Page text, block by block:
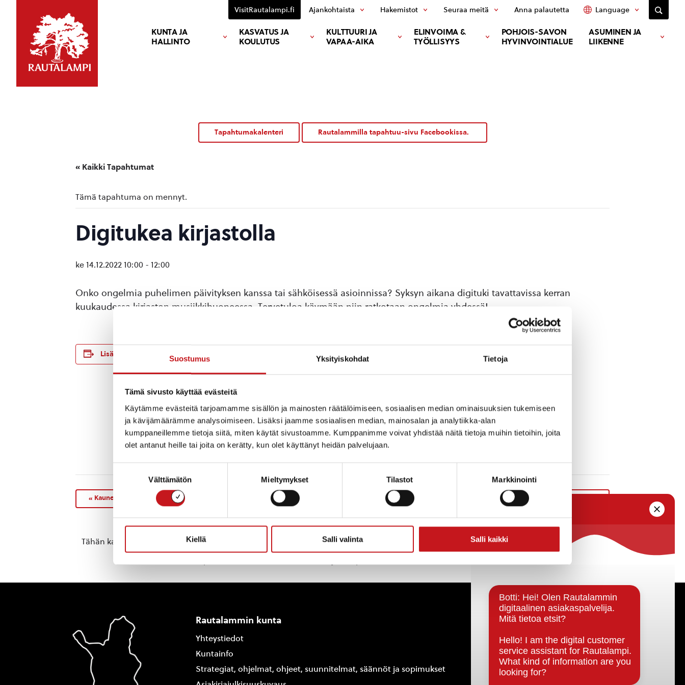
Suostumus Yksityiskohdat Tietoja
Tämä sivusto käyttää evästeitä
Käytämme evästeitä tarjoamamme sisällön ja mainosten räätälöimiseen, sosiaalisen median ominaisuuksien tukemiseen
ja kävijämäärämme analysoimiseen. Lisäksi jaamme sosiaalisen median, mainosalan ja analytiikka-alan
kumppaneillemme tietoja siitä, miten käytät sivustoamme. Kumppanimme voivat yhdistää näitä tietoja muihin tietoihin, joita
olet antanut heille tai joita on kerätty, kun olet käyttänyt heidän palvelujaan.
Välttämätön Mieltymykset Tilastot Markkinointi
Kiellä Salli valinta Salli kaikki
KUNTA JA
HALLINTO
KASVATUS JA
KOULUTUS
KULTTUURI JA
VAPAA-AIKA
ELINVOIMA &
TYÖLLISYYS
POHJOIS-SAVON
HYVINVOINTIALUE
ASUMINEN JA
LIIKENNE
VisitRautalampi.fi Ajankohtaista Hakemistot Seuraa meitä Anna palautetta Language
Tapahtumakalenteri Rautalammilla tapahtuu-sivu Facebookissa.
« Kaikki Tapahtumat
Tämä tapahtuma on mennyt.
Digitukea kirjastolla
ke 14.12.2022 10:00 - 12:00
Onko ongelmia puhelimen päivityksen kanssa tai sähköisessä asioinnissa? Syksyn aikana digituki tavattavissa kerran
kuukaudessa kirjaston musiikkihuoneessa. Tervetuloa käymään niin ratkotaan ongelmia yhdessä!
Lisää kalenteriin
TIEDOT
Päivämäärä:
ke 14.12.2022
10:00 - 12:00
Tapahtumaluokka:
Opastus ja neuvonta
TAPAHTUMAPAIKKA
Map
« Kauneimmat joululaulut Nesteellä Kunnanvaltuuston kokous to 15.12. klo 18
Tähän kalenteriin on koottu eri toimijoiden Rautalammilla järjestämiä tapahtumia. Rautalammin kunta ei vastaa tietojen oikeellisuudesta.
Rautalammin kunta
Yhteystiedot
Kuntainfo
Strategiat, ohjelmat, ohjeet, suunnitelmat, säännöt ja sopimukset
Päätöksenteko ja lähidemokratia
Päätökset, esityslistat & pöytäkirjat
Hallinto
Kunnanhallitus